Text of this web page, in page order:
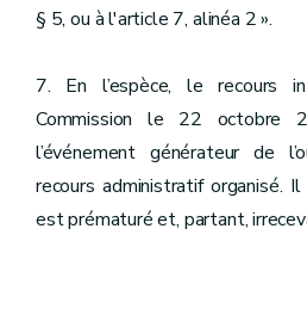
§ 5, ou à l'article 7, alinéa 2 ».
7. En l’espèce, le recours
Commission le 22 octobre
l’événement générateur de
recours administratif organisé.
est prématuré et, partant,